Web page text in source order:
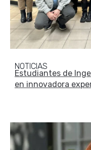
NOTICIAS
Estudiantes de
en innovadora